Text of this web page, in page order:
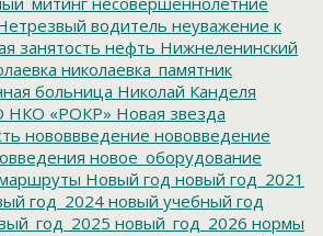
водитель неуважение к
занятость нефть Нижнеленинский
николаевка_памятник
больница Николай Канделя
НКО «РОКР» Новая звезда
нововвведение нововведение
новое_оборудование
Новый год новый год_2021
год_2024 новый учебный год
новый_год_2026 нормы